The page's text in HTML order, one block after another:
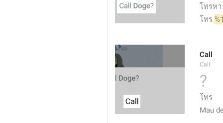
โทรหา
โทร
Call
Call
?
โทร
Mau